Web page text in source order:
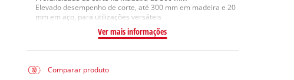
Elevado desempenho de corte, até 300 mm em madeira e 20
mm em aço, para utilizações versáteis
Ver mais informações
Comparar produto